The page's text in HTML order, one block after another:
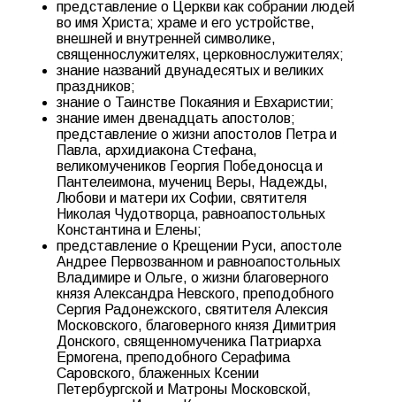
представление о Церкви как собрании людей
во имя Христа; храме и его устройстве,
внешней и внутренней символике,
священнослужителях, церковнослужителях;
знание названий двунадесятых и великих
праздников;
знание о Таинстве Покаяния и Евхаристии;
знание имен двенадцать апостолов;
представление о жизни апостолов Петра и
Павла, архидиакона Стефана,
великомучеников Георгия Победоносца и
Пантелеимона, мучениц Веры, Надежды,
Любови и матери их Софии, святителя
Николая Чудотворца, равноапостольных
Константина и Елены;
представление о Крещении Руси, апостоле
Андрее Первозванном и равноапостольных
Владимире и Ольге, о жизни благоверного
князя Александра Невского, преподобного
Сергия Радонежского, святителя Алексия
Московского, благоверного князя Димитрия
Донского, священномученика Патриарха
Ермогена, преподобного Серафима
Саровского, блаженных Ксении
Петербургской и Матроны Московской,